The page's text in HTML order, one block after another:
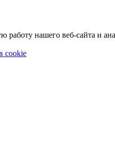
нашего веб-сайта и
cookie